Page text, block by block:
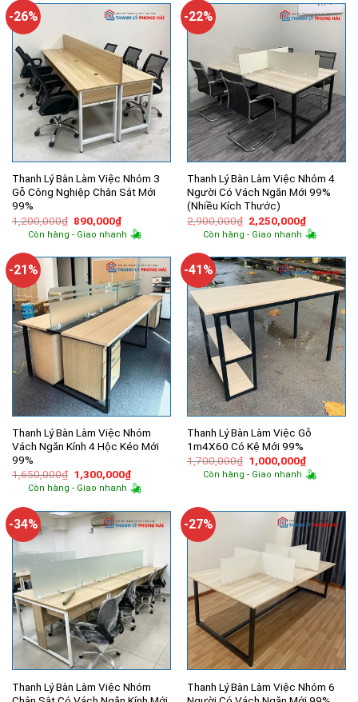
1,950,000₫.
880,000₫.
-26%
Thanh Lý Bàn Làm Việc Nhóm 3
Gỗ Công Nghiệp Chân Sắt Mới
99%
1,200,000₫ Giá
gốc
là:
890,000₫Giá
hiện
tại
890,000₫.
Còn hàng - Giao nhanh
-22%
Thanh Lý Bàn Làm Việc Nhóm 4
Người Có Vách Ngăn Mới 99%
(Nhiều Kích Thước)
2,900,000₫ Giá
gốc
là:
2,250,000₫Giá
hiện
tại
Còn hàng - Giao nhanh
-21%
Thanh Lý Bàn Làm Việc Nhóm
Vách Ngăn Kính 4 Hộc Kéo Mới
99%
1,650,000₫ Giá
gốc
là:
1,300,000₫Giá
hiện
tại
1,300,000₫.
Còn hàng - Giao nhanh
-41%
Thanh Lý Bàn Làm Việc Gỗ
1m4X60 Có Kệ Mới 99%
1,700,000₫ Giá
gốc
là:
1,000,000₫Giá
hiện
tại
Còn hàng - Giao nhanh
-34%
Thanh Lý Bàn Làm Việc Nhóm
-27%
Thanh Lý Bàn Làm Việc Nhóm 6